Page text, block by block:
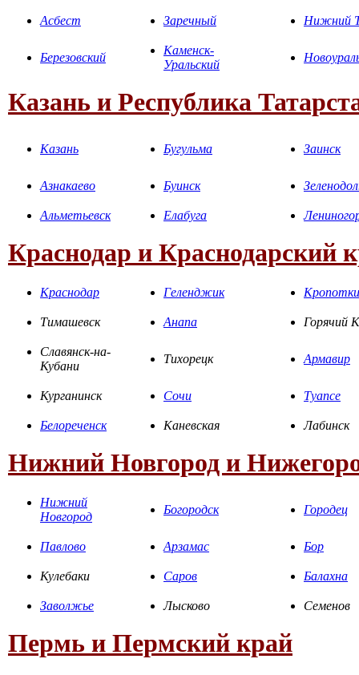
Асбест Заречный Нижний
Березовский
Каменск-
Уральский
Казань и Республика
Казань Бугульма Заинск
Азнакаево Буинск
Альметьевск Елабуга
Краснодар и Краснодарский
Краснодар Геленджик
Тимашевск Анапа Горячий
Славянск-на-
Кубани
Тихорецк Армавир
Курганинск Сочи Туапсе
Белореченск Каневская Лабинск
Нижний Новгород и
Нижний
Новгород
Богородск Городец
Павлово Арзамас Бор
Кулебаки Саров Балахна
Заволжье Лысково Семенов
Пермь и Пермский край